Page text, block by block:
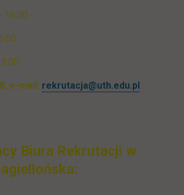
16:00
e-mail: rekrutacja@uth.edu.pl
Biura Rekrutacji w